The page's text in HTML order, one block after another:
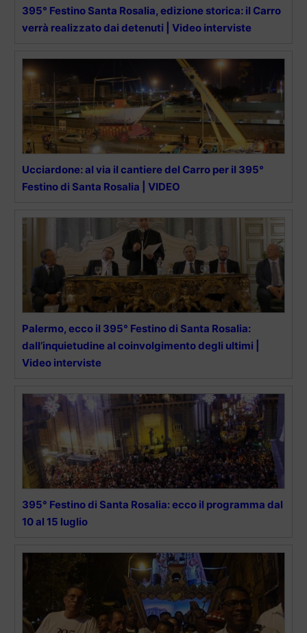
395° Festino Santa Rosalia, edizione storica: il Carro
verrà realizzato dai detenuti | Video interviste
Ucciardone: al via il cantiere del Carro per il 395°
Festino di Santa Rosalia | VIDEO
Palermo, ecco il 395° Festino di Santa Rosalia:
dall’inquietudine al coinvolgimento degli ultimi |
Video interviste
395° Festino di Santa Rosalia: ecco il programma dal
10 al 15 luglio